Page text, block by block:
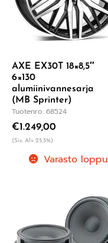
AXE EX30T 18×8,5″
6×130
alumiinivannesarja
(MB Sprinter)
Tuotenro: 68524
€1.249,00
(Sis. Alv 25,5%)
Varasto loppu